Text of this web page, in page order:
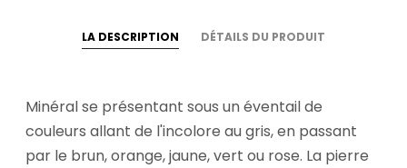
LA DESCRIPTION DÉTAILS DU PRODUIT
Minéral se présentant sous un éventail de
couleurs allant de l'incolore au gris, en passant
par le brun, orange, jaune, vert ou rose. La pierre